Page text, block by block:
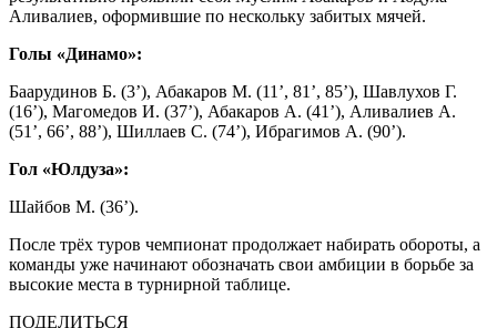
Аливалиев, оформившие по нескольку забитых мячей.
Голы «Динамо»:
Баарудинов Б. (3’), Абакаров М. (11’, 81’, 85’), Шавлухов Г.
(16’), Магомедов И. (37’), Абакаров А. (41’), Аливалиев А.
(51’, 66’, 88’), Шиллаев С. (74’), Ибрагимов А. (90’).
Гол «Юлдуза»:
Шайбов М. (36’).
После трёх туров чемпионат продолжает набирать обороты, а
команды уже начинают обозначать свои амбиции в борьбе за
высокие места в турнирной таблице.
ПОДЕЛИТЬСЯ